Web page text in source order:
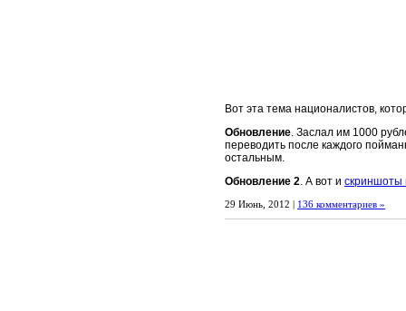
Вот эта тема националистов,
Обновление. Заслал им 1000
переводить после каждого
остальным.
Обновление 2. А вот и скриншоты
29 Июнь, 2012 | 136 комментариев »